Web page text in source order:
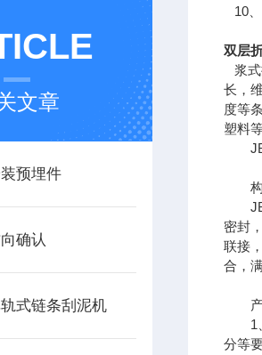
文章
预埋件
确认
式链条刮泥机
10
双层
浆式
长，
度等
塑料
JBJ
构
JBJ
密封
联接
合，
产
1、
分等